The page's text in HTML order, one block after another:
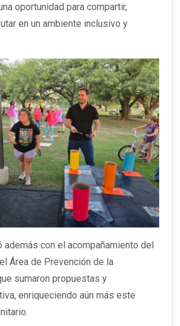
oportunidad para compartir,
en un ambiente inclusivo y
además con el acompañamiento del
Área de Prevención de la
sumaron propuestas y
enriqueciendo aún más este